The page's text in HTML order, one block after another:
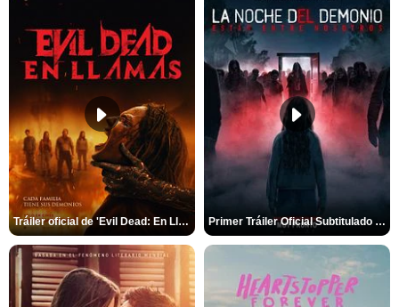
Tráiler oficial de 'Evil Dead: En Llamas' Primer Tráiler Oficial Subtitulado de 'La Noche Del Demonio: Están Entre Nosotros'